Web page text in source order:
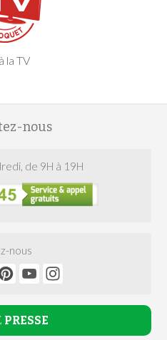
la TV
nous
de 9H à 19H
nous
PRESSE